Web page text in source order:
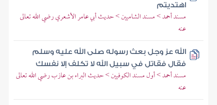
اهتديتم
مسند أحمد > مسند الشاميين > حديث أبي عامر الأشعري رضي الله تعالى
عنه
الله عز وجل بعث رسوله صلى الله عليه وسلم
فقال فقاتل في سبيل الله لا تكلف إلا نفسك
مسند أحمد > أول مسند الكوفيين > حديث البراء بن عازب رضي الله تعالى
عنه